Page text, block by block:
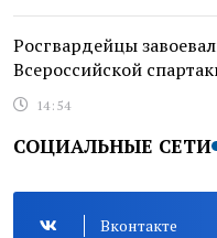
Росгвардейцы
Всероссийской
14:54
СОЦИАЛЬНЫЕ СЕТИ
Вконтакте